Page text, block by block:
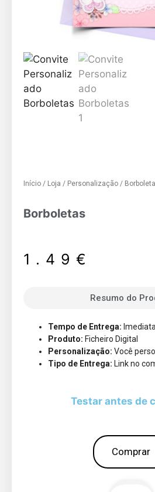
Início / Loja / Personalização /
Borboletas
1.49 €
Resumo do
Tempo de Entrega: Imediata
Produto: Ficheiro Digital
Personalização: Você
Tipo de Entrega: Link no
Testar antes de
Comprar